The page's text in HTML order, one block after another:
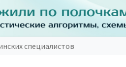
специалистов